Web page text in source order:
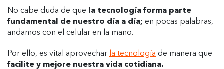
No cabe duda de que
la tecnología forma parte
fundamental de nuestro día a día; en pocas palabras,
andamos con el celular en la mano.
Por ello, es vital aprovechar la tecnología de manera que
facilite y mejore nuestra vida cotidiana.